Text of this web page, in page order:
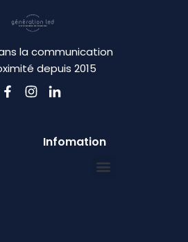
la communication
depuis 2015
Infomation